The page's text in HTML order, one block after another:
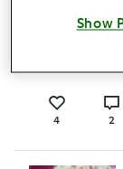
4 2
Show